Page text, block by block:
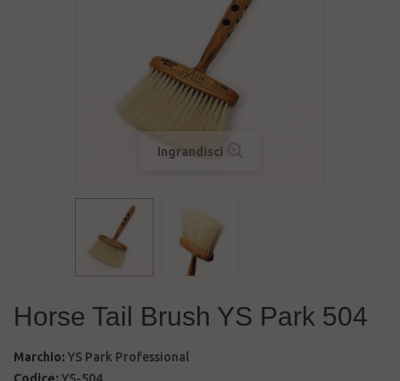
Ingrandisci
Horse Tail Brush YS Park 504
Marchio: YS Park Professional